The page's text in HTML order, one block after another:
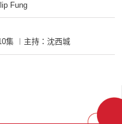
Fung
集 ︱主持：沈西城